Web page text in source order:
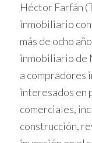
Un inversionista
comercial en
$800,000 USD.
solo cumplió con
sino que también
afectada por la
inversión no solo
la comunidad local.
Héctor Farfán
inmobiliario
más de ocho
inmobiliario de
a compradores
interesados en
comerciales,
construcción,